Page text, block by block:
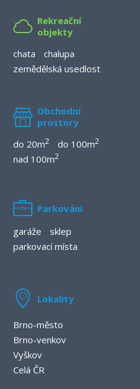
Rekreační
objekty
chata
chalupa
zemědělská usedlost
Obchodní
prostory
do 20m2 do 100m2
nad 100m2
Parkování
garáže
sklep
parkovací místa
Lokality
Brno-město
Brno-venkov
Vyškov
Celá ČR